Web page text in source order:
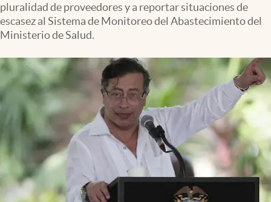
pluralidad de proveedores y a reportar situaciones de
escasez al Sistema de Monitoreo del Abastecimiento del
Ministerio de Salud.